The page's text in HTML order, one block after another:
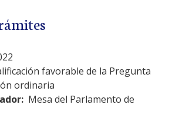
favorable de la Pregunta
ordinaria
Mesa del Parlamento de